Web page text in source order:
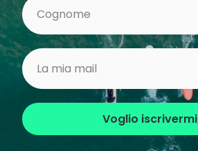
Voglio iscrivermi